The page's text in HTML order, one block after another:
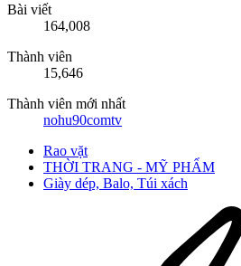
Bài viết
164,008
Thành viên
15,646
Thành viên mới nhất
nohu90comtv
Rao vặt
THỜI TRANG - MỸ PHẨM
Giày dép, Balo, Túi xách